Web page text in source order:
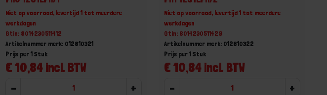
Niet op voorraad, levertijd 1 tot meerdere
werkdagen
Gtin: 8014230511412
Artikelnummer merk: 012810321
€ 10,84 incl. BTW
Prijs per 1 Stuk
- +
Niet op voorraad, levertijd 1 tot meerdere
werkdagen
Gtin: 8014230511429
Artikelnummer merk: 012810322
€ 10,84 incl. BTW
Prijs per 1 Stuk
- +